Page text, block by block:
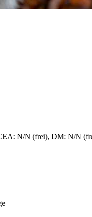
N/N (frei), DM: N/N